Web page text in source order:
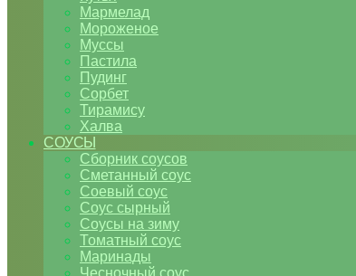
Мармелад
Мороженое
Муссы
Пастила
Пудинг
Сорбет
Тирамису
Халва
СОУСЫ
Сборник соусов
Сметанный соус
Соевый соус
Соус сырный
Соусы на зиму
Томатный соус
Маринады
Чесночный соус